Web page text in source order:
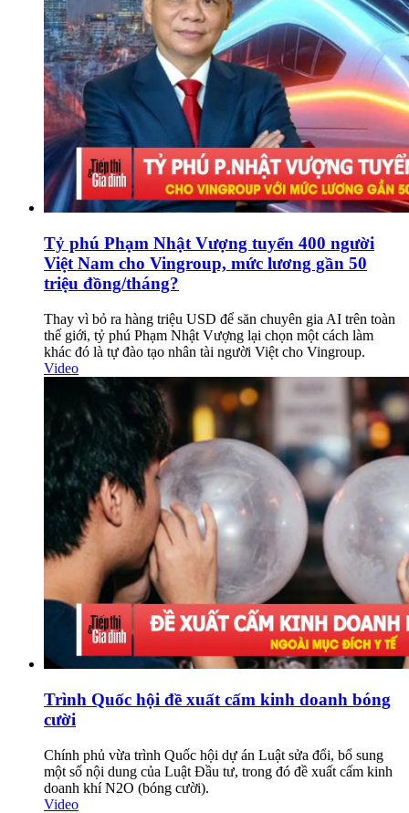
Tỷ phú Phạm Nhật Vượng tuyển 400 người
Việt Nam cho Vingroup, mức lương gần 50
triệu đồng/tháng?
Thay vì bỏ ra hàng triệu USD để săn chuyên gia AI trên toàn
thế giới, tỷ phú Phạm Nhật Vượng lại chọn một cách làm
khác đó là tự đào tạo nhân tài người Việt cho Vingroup.
Video
Trình Quốc hội đề xuất cấm kinh doanh bóng
cười
Chính phủ vừa trình Quốc hội dự án Luật sửa đổi, bổ sung
một số nội dung của Luật Đầu tư, trong đó đề xuất cấm kinh
doanh khí N2O (bóng cười).
Video